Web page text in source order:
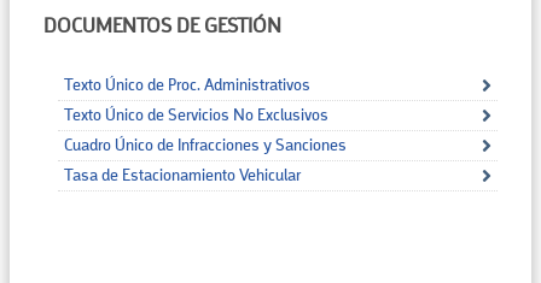
DOCUMENTOS DE GESTIÓN
Texto Único de Proc. Administrativos
Texto Único de Servicios No Exclusivos
Cuadro Único de Infracciones y Sanciones
Tasa de Estacionamiento Vehicular